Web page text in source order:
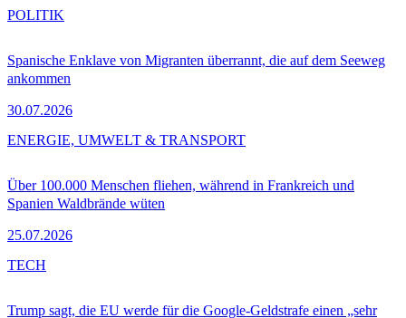
Spanische Enklave von Migranten überrannt, die auf dem Seeweg
ankommen
30.07.2026
POLITIK
Über 100.000 Menschen fliehen, während in Frankreich und
Spanien Waldbrände wüten
25.07.2026
ENERGIE, UMWELT & TRANSPORT
Trump sagt, die EU werde für die Google-Geldstrafe einen „sehr
TECH